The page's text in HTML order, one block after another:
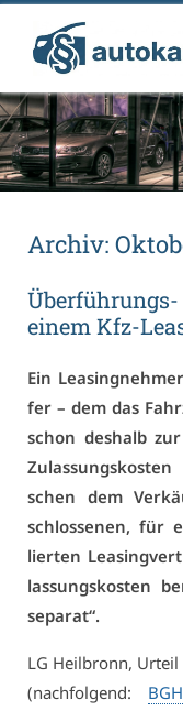
Ar­chiv:
ei­nem Kfz-
Ein
fer – dem das
schon des­halb
schen dem
schlos­se­nen, für
lier­ten
las­sungs­kos­ten
se­pa­rat“.
LG Heil­bronn,
(nach­fol­gend: BGH